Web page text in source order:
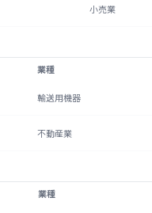
小売業
業種
輸送用機器
不動産業
業種